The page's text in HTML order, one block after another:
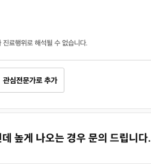
료행위로 해석될 수 없습니다.
관심전문가로 추가
높게 나오는 경우 문의 드립니다.